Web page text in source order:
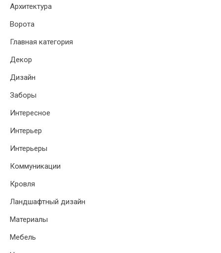
Архитектура
Ворота
Главная категория
Декор
Дизайн
Заборы
Интересное
Интерьер
Интерьеры
Коммуникации
Кровля
Ландшафтный дизайн
Материалы
Мебель